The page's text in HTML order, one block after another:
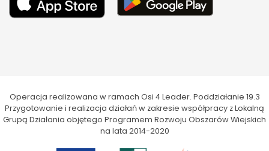
Operacja realizowana w ramach Osi 4 Leader. Poddziałanie 19.3
Przygotowanie i realizacja działań w zakresie współpracy z Lokalną
Grupą Działania objętego Programem Rozwoju Obszarów Wiejskich
na lata 2014-2020